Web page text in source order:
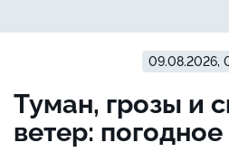
09.08.2026,
Туман, грозы и
ветер: